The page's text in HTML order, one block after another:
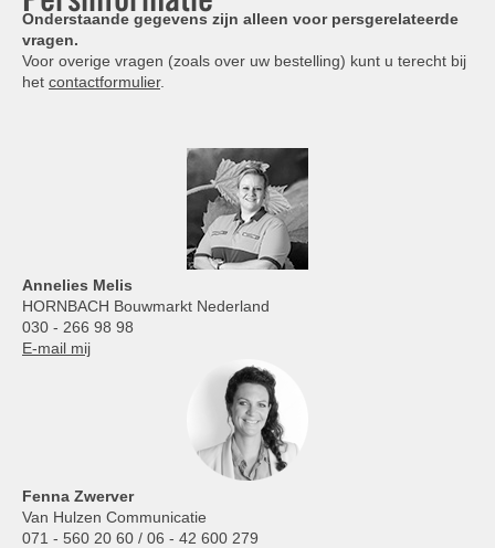
Onderstaande gegevens zijn alleen voor persgerelateerde
vragen.
Voor overige vragen (zoals over uw bestelling) kunt u terecht bij
het contactformulier.
Annelies Melis
HORNBACH Bouwmarkt Nederland
030 - 266 98 98
E-mail mij
Fenna Zwerver
Van Hulzen Communicatie
071 - 560 20 60 / 06 - 42 600 279